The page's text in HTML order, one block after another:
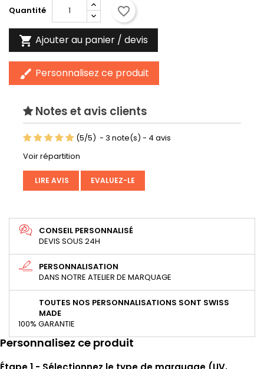
Quantité favorite_border
 Ajouter au panier / devis
brush Personnalisez ce produit
Notes et avis clients
(5/5) - 3 note(s) - 4 avis
Voir répartition
LIRE AVIS EVALUEZ-LE
CONSEIL PERSONNALISÉ
DEVIS SOUS 24H
PERSONNALISATION
DANS NOTRE ATELIER DE MARQUAGE
TOUTES NOS PERSONNALISATIONS SONT SWISS
MADE
100% GARANTIE
Personnalisez ce produit